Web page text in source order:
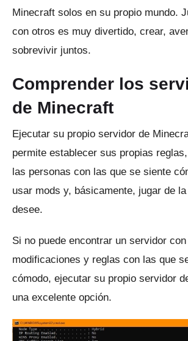
Minecraft solos en su propio mundo.
con otros es muy divertido, crear,
sobrevivir juntos.
Comprender los
de Minecraft
Ejecutar su propio servidor de
permite establecer sus propias
las personas con las que se siente
usar mods y, básicamente, jugar de
desee.
Si no puede encontrar un servidor
modificaciones y reglas con las que
cómodo, ejecutar su propio servidor
una excelente opción.